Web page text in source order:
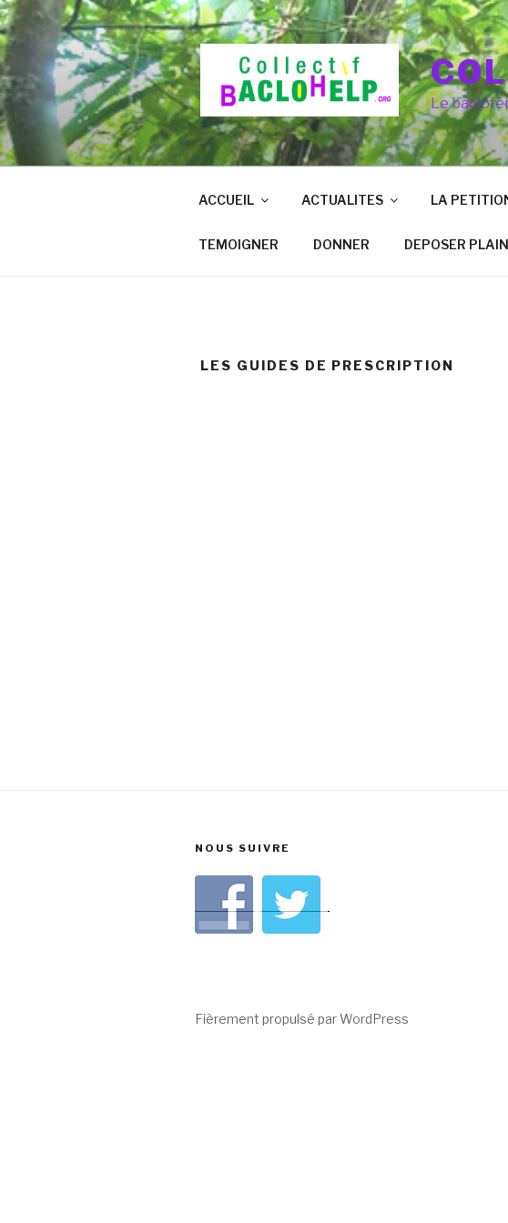
Aller
au
contenu
principal
Le
ACCUEIL ACTUALITES LA
TEMOIGNER DONNER DEPOSER
LES GUIDES DE PRESCRIPTION
NOUS SUIVRE
Fièrement propulsé par WordPress